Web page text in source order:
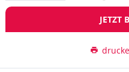
JETZT